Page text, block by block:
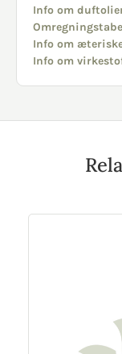
Info om
Info om
Info om